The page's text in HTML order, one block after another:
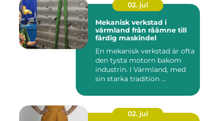
02. jul
Mekanisk verkstad i
värmland från råämne till
färdig maskindel
En mekanisk verkstad är ofta
den tysta motorn bakom
industrin. I Värmland, med
sin starka tradition ...
02. jul